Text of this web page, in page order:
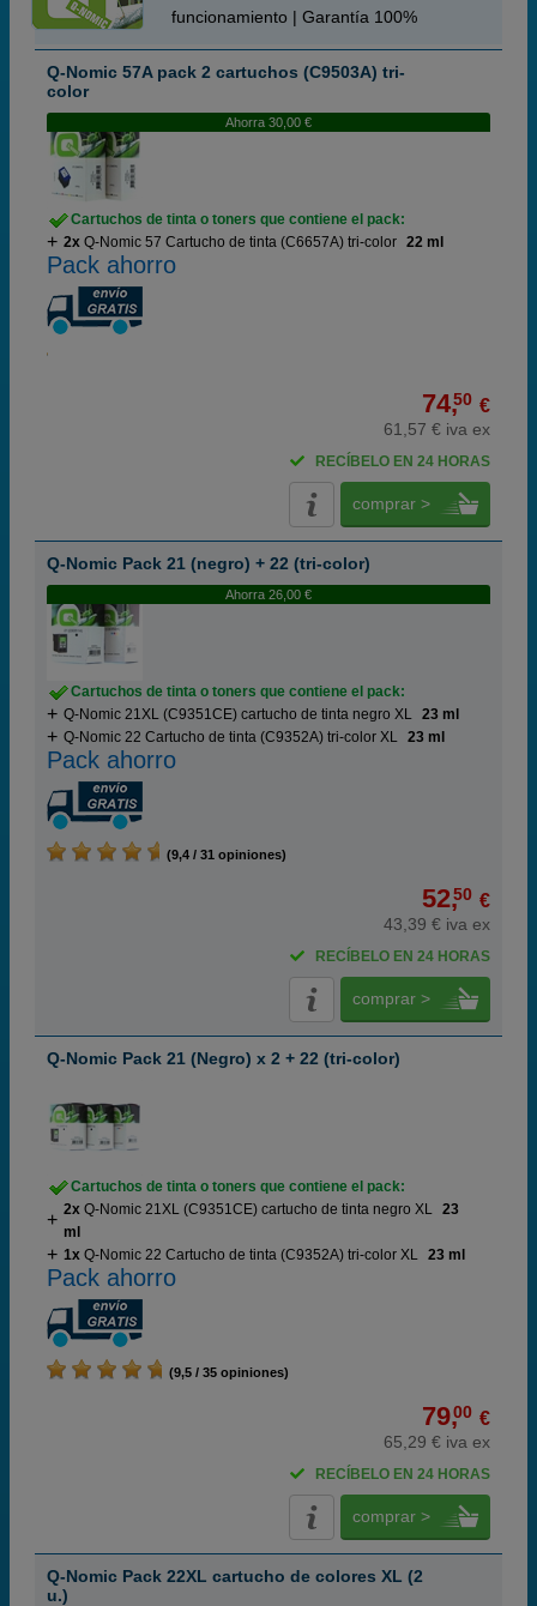
funcionamiento | Garantía 100%
Q-Nomic 57A pack 2 cartuchos (C9503A) tri-
color
Ahorra 30,00 €
Cartuchos de tinta o toners que contiene el pack:
2x Q-Nomic 57 Cartucho de tinta (C6657A) tri-color 22 ml
Pack ahorro
74,50 €
61,57 € iva ex
RECÍBELO EN 24 HORAS
comprar >
Q-Nomic Pack 21 (negro) + 22 (tri-color)
Ahorra 26,00 €
Cartuchos de tinta o toners que contiene el pack:
Q-Nomic 21XL (C9351CE) cartucho de tinta negro XL 23 ml
Q-Nomic 22 Cartucho de tinta (C9352A) tri-color XL 23 ml
Pack ahorro
(9,4 / 31 opiniones)
52,50 €
43,39 € iva ex
RECÍBELO EN 24 HORAS
comprar >
Q-Nomic Pack 21 (Negro) x 2 + 22 (tri-color)
Cartuchos de tinta o toners que contiene el pack:
2x Q-Nomic 21XL (C9351CE) cartucho de tinta negro XL 23
ml
1x Q-Nomic 22 Cartucho de tinta (C9352A) tri-color XL 23 ml
Pack ahorro
(9,5 / 35 opiniones)
79,00 €
65,29 € iva ex
RECÍBELO EN 24 HORAS
comprar >
Q-Nomic Pack 22XL cartucho de colores XL (2
u.)